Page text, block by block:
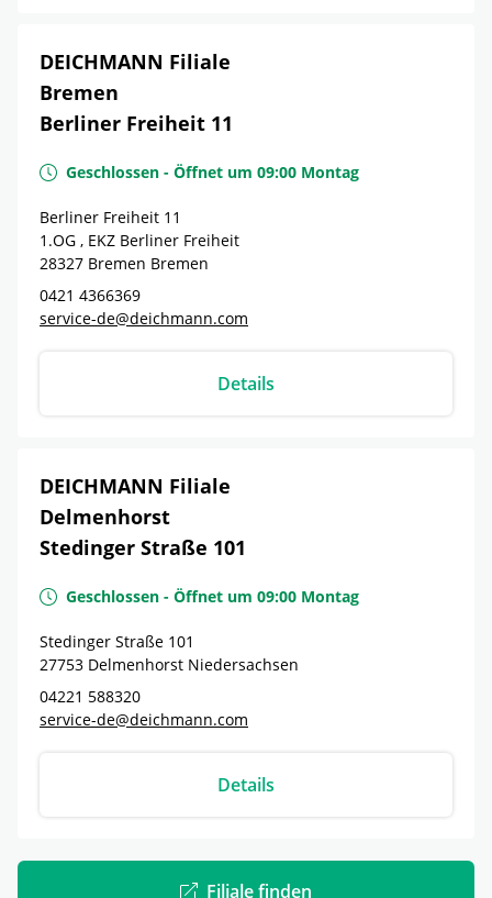
DEICHMANN Filiale
Bremen
Berliner Freiheit 11
Geschlossen - Öffnet um 09:00 Montag
Berliner Freiheit 11
1.OG , EKZ Berliner Freiheit
28327 Bremen Bremen
0421 4366369
service-de@deichmann.com
Details
DEICHMANN Filiale
Delmenhorst
Stedinger Straße 101
Geschlossen - Öffnet um 09:00 Montag
Stedinger Straße 101
27753 Delmenhorst Niedersachsen
04221 588320
service-de@deichmann.com
Details
Filiale finden